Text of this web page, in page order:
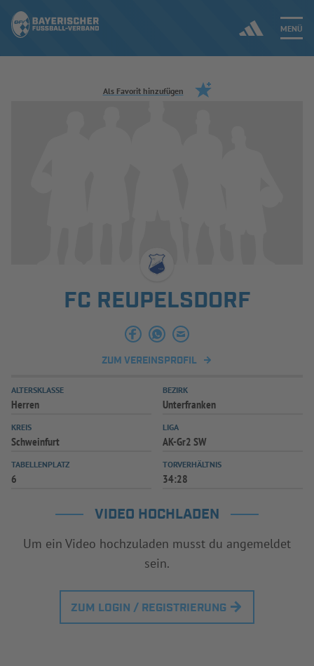
MENÜ
Jetzt einloggen
INFOTHEK SPIELPLUS
Als Favorit hinzufügen
FC REUPELSDORF
ZUM VEREINSPROFIL
ALTERSKLASSE
Herren
BEZIRK
Unterfranken
KREIS
Schweinfurt
LIGA
AK-Gr2 SW
TABELLENPLATZ
6
TORVERHÄLTNIS
34:28
VIDEO HOCHLADEN
Um ein Video hochzuladen musst du angemeldet
sein.
ZUM LOGIN / REGISTRIERUNG